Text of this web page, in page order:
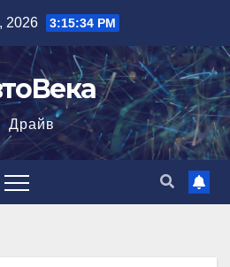
2026 3:15:35 PM
Драйв